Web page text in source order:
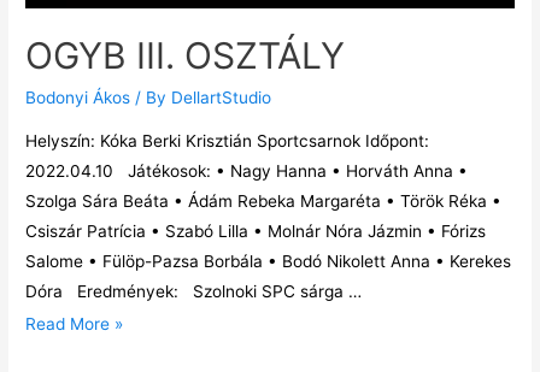
OGYB III. OSZTÁLY
Bodonyi Ákos / By DellartStudio
Helyszín: Kóka Berki Krisztián Sportcsarnok Időpont:
2022.04.10 Játékosok: • Nagy Hanna • Horváth Anna •
Szolga Sára Beáta • Ádám Rebeka Margaréta • Török Réka •
Csiszár Patrícia • Szabó Lilla • Molnár Nóra Jázmin • Fórizs
Salome • Fülöp-Pazsa Borbála • Bodó Nikolett Anna • Kerekes
Dóra Eredmények: Szolnoki SPC sárga …
Read More »